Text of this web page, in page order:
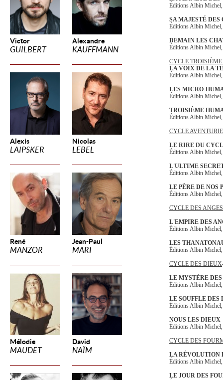
Victor
GUILBERT
Alexandre
KAUFFMANN
Alexis
LAIPSKER
Nicolas
LEBEL
René
MANZOR
Jean-Paul
MARI
Mélodie
MAUDET
David
NAÏM
Éditions Albin
SA MAJESTÉ DES
Éditions Albin
DEMAIN LES
Éditions Albin
CYCLE
LA VOIX DE LA
Éditions Albin
LES MICRO-
Éditions Albin
TROISIÈME
Éditions Albin
CYCLE
LE RIRE DU
Éditions Albin
L'ULTIME
Éditions Albin
LE PÈRE DE NOS
Éditions Albin
CYCLE DES
L'EMPIRE DES
Éditions Albin
LES
Éditions Albin
CYCLE DES DIEUX
LE MYSTÈRE
Éditions Albin
LE SOUFFLE DES
Éditions Albin
NOUS LES DIEUX
Éditions Albin
CYCLE DES
LA RÉVOLUTION
Éditions Albin
LE JOUR DES